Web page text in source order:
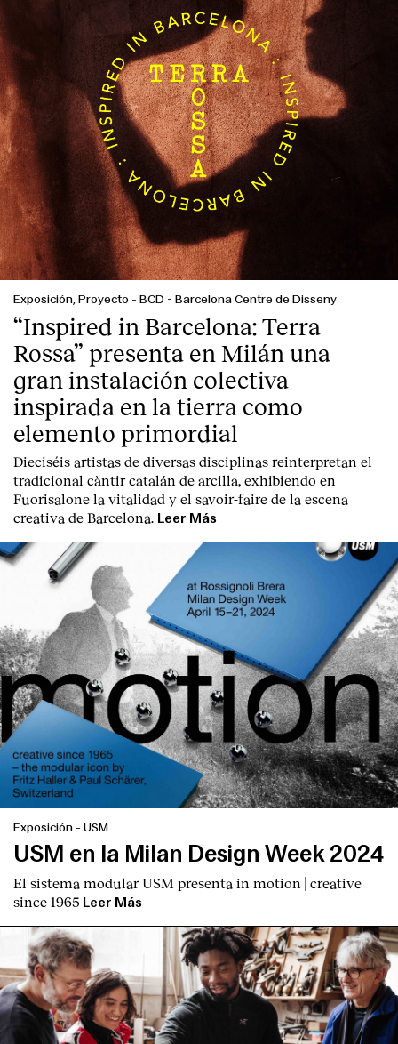
Exposición, Proyecto - BCD - Barcelona Centre de Disseny
“Inspired in Barcelona: Terra
Rossa” presenta en Milán una
gran instalación colectiva
inspirada en la tierra como
elemento primordial
Dieciséis artistas de diversas disciplinas reinterpretan el
tradicional càntir catalán de arcilla, exhibiendo en
Fuorisalone la vitalidad y el savoir-faire de la escena
creativa de Barcelona. Leer Más
Exposición - USM
USM en la Milan Design Week 2024
El sistema modular USM presenta in motion | creative
since 1965 Leer Más